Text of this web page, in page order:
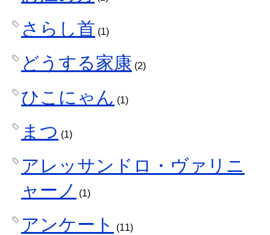
さらし首 (1)
どうする家康 (2)
ひこにゃん (1)
まつ (1)
アレッサンドロ・ヴァリニ
ャーノ
(1)
アンケート (11)